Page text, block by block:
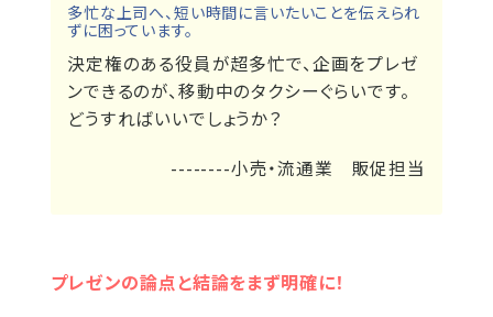
多忙な上司へ、短い時間に言いたいことを伝えられ
ずに困っています。
決定権のある役員が超多忙で、企画をプレゼ
ンできるのが、移動中のタクシーぐらいです。
どうすればいいでしょうか？
--------小売・流通業 販促担当
プレゼンの論点と結論をまず明確に！